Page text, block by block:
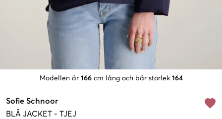
Modellen är 166 cm lång och bär storlek 164
Sofie Schnoor
BLÅ JACKET - TJEJ